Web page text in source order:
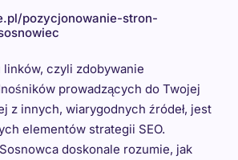
pozycjonowanie-stron-
czyli zdobywanie
prowadzących do Twojej
z innych, wiarygodnych źródeł, jest
elementów strategii SEO.
doskonale rozumie, jak